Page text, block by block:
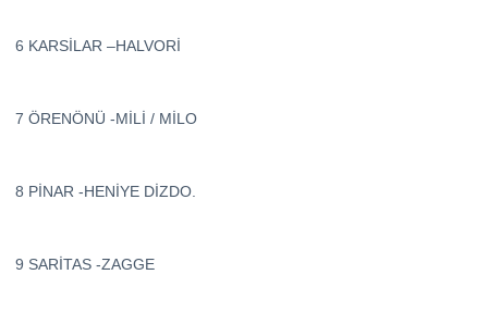
6 KARSİLAR –HALVORİ
7 ÖRENÖNÜ -MİLİ / MİLO
8 PİNAR -HENİYE DİZDO.
9 SARİTAS -ZAGGE